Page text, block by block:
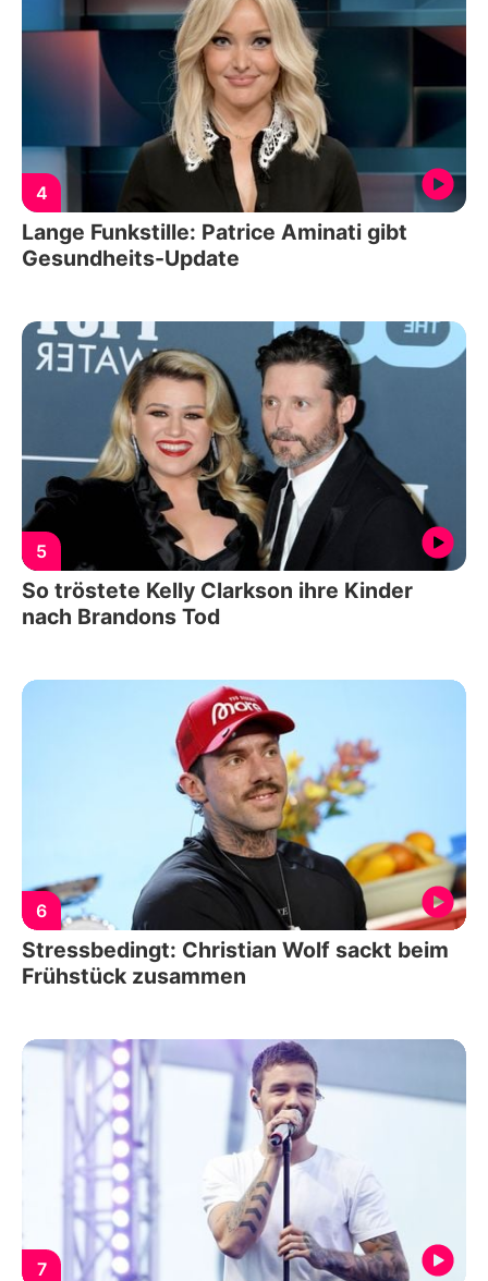
4
Lange Funkstille: Patrice Aminati gibt
Gesundheits-Update
5
So tröstete Kelly Clarkson ihre Kinder
nach Brandons Tod
6
Stressbedingt: Christian Wolf sackt beim
Frühstück zusammen
7